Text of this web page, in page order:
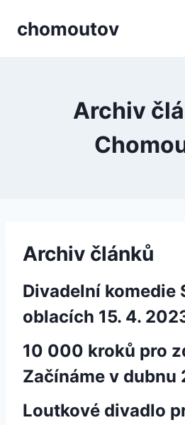
chomoutov
Archiv
Archiv článků
Divadelní komedie
oblacích 15. 4.
10 000 kroků pro
Začínáme v dubnu
Loutkové divadlo